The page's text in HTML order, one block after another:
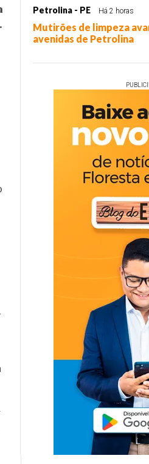
Petrolina - PE Há 2 horas
Mutirões de limpeza
avenidas de Petrolina